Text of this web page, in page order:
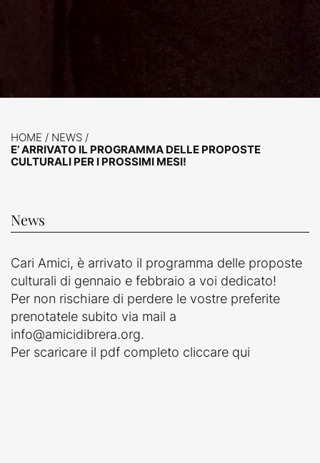
HOME / NEWS /
E’ ARRIVATO IL PROGRAMMA DELLE PROPOSTE
CULTURALI PER I PROSSIMI MESI!
News
Cari Amici, è arrivato il programma delle proposte
culturali di gennaio e febbraio a voi dedicato!
Per non rischiare di perdere le vostre preferite
prenotatele subito via mail a
info@amicidibrera.org.
Per scaricare il pdf completo cliccare qui